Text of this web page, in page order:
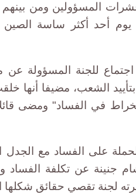
المسؤولين ومن بينهم
يوم أحد أكثر ساسة الصين
للجنة المسؤولة عن
الشعب، مضيفا أنها
في الفساد" ومضى
على الفساد مع الجدل
لجنة تقصي حقائق